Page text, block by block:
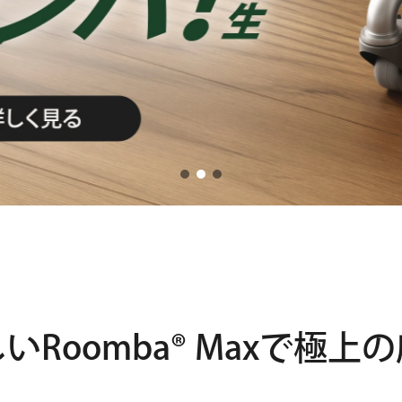
Roomba® Maxで極上